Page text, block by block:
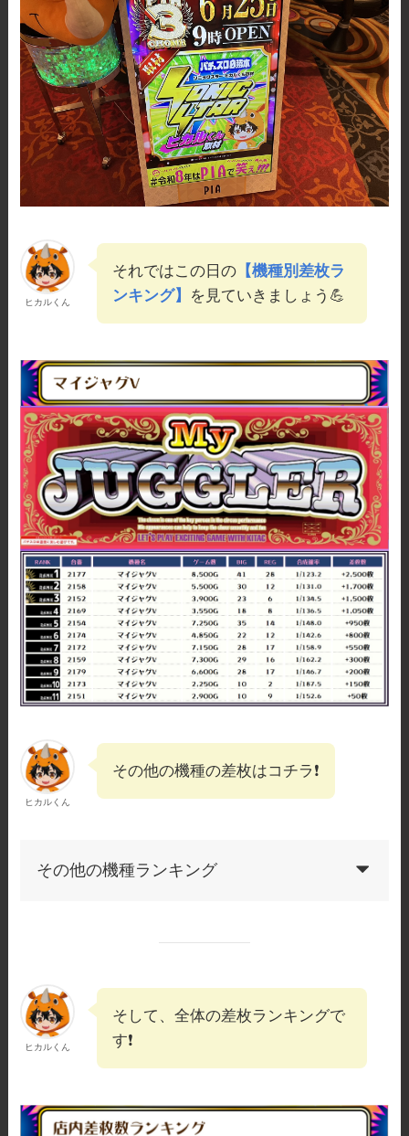
ヒカルくん
それではこの日の 【機種別差枚ラ
ンキング】 を見ていきましょう💪
ヒカルくん
その他の機種の差枚はコチラ❗️
その他の機種ランキング
ヒカルくん
そして、全体の差枚ランキングで
す❗️